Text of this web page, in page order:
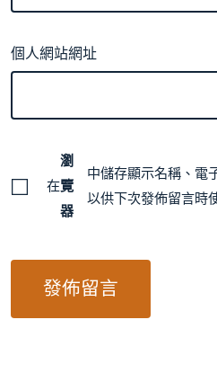
個人網站網址
在
瀏
覽
器
中儲存顯示名稱、電
以供下次發佈留言時